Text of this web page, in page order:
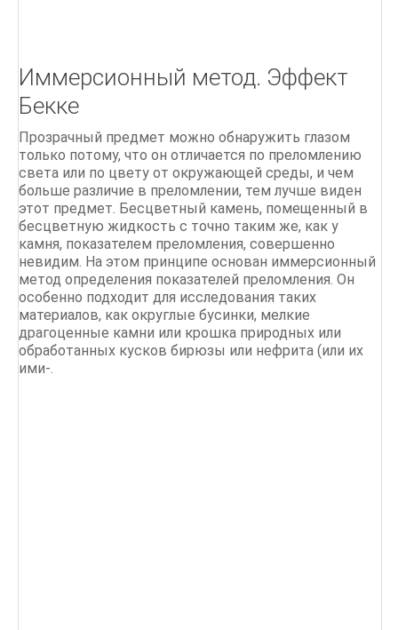
Классические цепи
Иммерсионный метод. Эффект
Бекке
Прозрачный предмет можно обнаружить глазом
только потому, что он отличается по преломлению
света или по цвету от окружающей среды, и чем
больше различие в преломлении, тем лучше виден
этот предмет. Бесцветный камень, помещенный в
бесцветную жидкость с точно таким же, как у
камня, показателем преломления, совершенно
невидим. На этом принципе основан иммерсионный
метод определения показателей преломления. Он
особенно подходит для исследования таких
материалов, как округлые бусинки, мелкие
драгоценные камни или крошка природных или
обработанных кусков бирюзы или нефрита (или их
ими-.